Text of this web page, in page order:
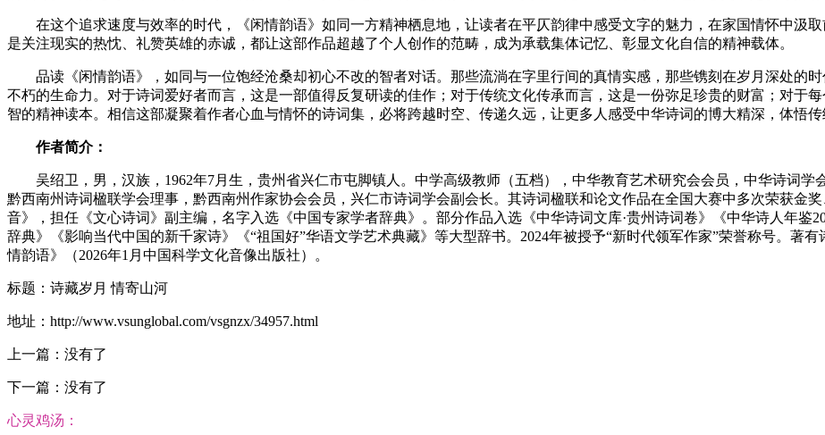
在这个追求速度与效率的时代，《闲情韵语》如同一方精神栖息地，让读者在平仄韵律中感受文字的魅力，在家国情怀中汲
是关注现实的热忱、礼赞英雄的赤诚，都让这部作品超越了个人创作的范畴，成为承载集体记忆、彰显文化自信的精神载体。
品读《闲情韵语》，如同与一位饱经沧桑却初心不改的智者对话。那些流淌在字里行间的真情实感，那些镌刻在岁月深处的
不朽的生命力。对于诗词爱好者而言，这是一部值得反复研读的佳作；对于传统文化传承而言，这是一份弥足珍贵的财富；对于
智的精神读本。相信这部凝聚着作者心血与情怀的诗词集，必将跨越时空、传递久远，让更多人感受中华诗词的博大精深，体悟传
作者简介：
吴绍卫，男，汉族，1962年7月生，贵州省兴仁市屯脚镇人。中学高级教师（五档），中华教育艺术研究会会员，中华诗词学
黔西南州诗词楹联学会理事，黔西南州作家协会会员，兴仁市诗词学会副会长。其诗词楹联和论文作品在全国大赛中多次荣获金
音》，担任《文心诗词》副主编，名字入选《中国专家学者辞典》。部分作品入选《中华诗词文库·贵州诗词卷》《中华诗人年鉴
辞典》《影响当代中国的新千家诗》《“祖国好”华语文学艺术典藏》等大型辞书。2024年被授予“新时代领军作家”荣誉称号。著
情韵语》（2026年1月中国科学文化音像出版社）。
标题：诗藏岁月 情寄山河
地址：http://www.vsunglobal.com/vsgnzx/34957.html
上一篇：没有了
下一篇：没有了
心灵鸡汤：